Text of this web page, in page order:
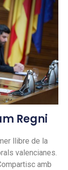
Regni
llibre de la
valencianes.
amb